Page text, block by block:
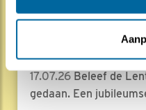
Herleef de
17.07.26 Beleef de
gedaan. Een